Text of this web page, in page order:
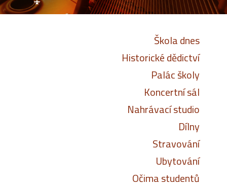
Škola dnes
Historické dědictví
Palác školy
Koncertní sál
Nahrávací studio
Dílny
Stravování
Ubytování
Očima studentů